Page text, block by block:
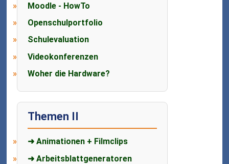
Moodle - HowTo
Openschulportfolio
Schulevaluation
Videokonferenzen
Woher die Hardware?
Themen II
➜ Animationen + Filmclips
➜ Arbeitsblattgeneratoren